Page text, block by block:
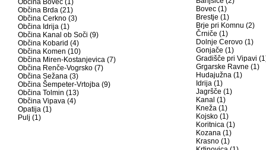
Občina Bovec (1)
Občina Brda (21)
Občina Cerkno (3)
Občina Idrija (1)
Občina Kanal ob Soči (9)
Občina Kobarid (4)
Občina Komen (10)
Občina Miren-Kostanjevica (7)
Občina Renče-Vogrsko (7)
Občina Sežana (3)
Občina Šempeter-Vrtojba (9)
Občina Tolmin (13)
Občina Vipava (4)
Opatija (1)
Pulj (1)
Bovec (1)
Brestje (1)
Brje pri Komnu (2)
Črniče (1)
Dolnje Cerovo (1)
Gonjače (1)
Gradišče pri Vipavi
Grgarske Ravne (1)
Hudajužna (1)
Idrija (1)
Jagršče (1)
Kanal (1)
Kneža (1)
Kojsko (1)
Koritnica (1)
Kozana (1)
Krasno (1)